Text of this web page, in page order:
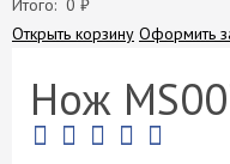
Итого: 0 ₽
Открыть корзину Оформить
Нож